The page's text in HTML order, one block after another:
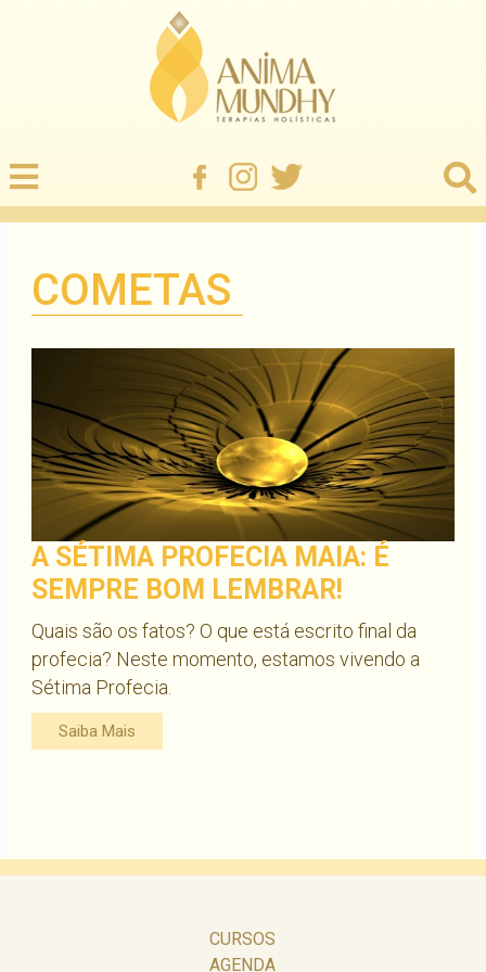
COMETAS
A SÉTIMA PROFECIA MAIA: É
SEMPRE BOM LEMBRAR!
Quais são os fatos? O que está escrito final da
profecia? Neste momento, estamos vivendo a
Sétima Profecia.
Saiba Mais
CURSOS
AGENDA